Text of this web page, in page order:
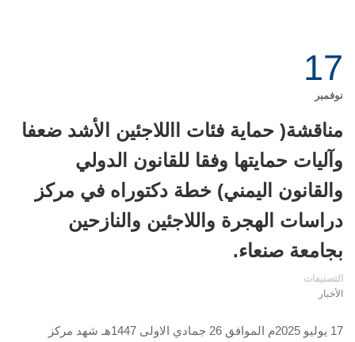
17
نوفمبر
مناقشة( حماية فئات االلاجئين الأشد ضعفا
وآليات حمايتها وفقا للقانون الدولي
والقانون اليمني) خطة دكتوراه في مركز
دراسات الهجرة واللاجئين والنازحين
بجامعة صنعاء.
التصنيفات
الأخبار
17 يوليو 2025م الموافق 26 جمادي الاولى 1447هـ شهد مركز